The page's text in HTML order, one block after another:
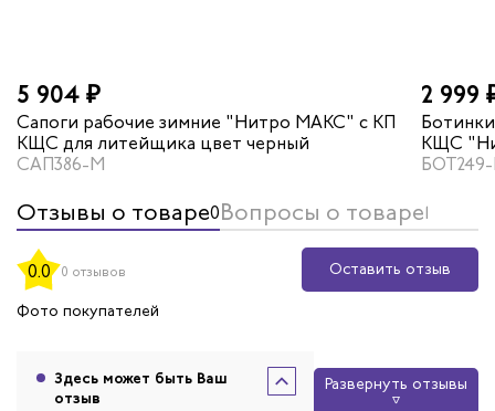
5 904 ₽
Сапоги рабочие зимние "Нитро МАКС" с КП
КЩС для литейщика цвет черный
САП386-М
2 999
КЩС
черный
Отзывы о товаре0Вопросы о товаре1
0.0 0 отзывов
Оставить отзыв
Фото покупателей
Здесь может быть Ваш
отзыв
Развернуть отзывы